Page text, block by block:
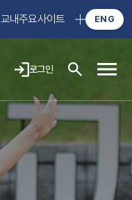
교내주요사이트 ENG
로그인 사이